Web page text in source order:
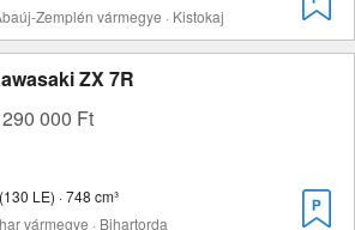
Zemplén vármegye · Kistokaj
ZX 7R
000 Ft
LE) · 748 cm³
vármegye · Bihartorda